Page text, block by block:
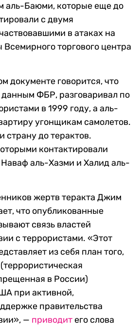
аль-Баюми, которые еще до
с двумя
в атаках на
торгового центра
документе говорится, что
ФБР, разговаривал по
в 1999 году, а аль-
угонщикам самолетов.
страну до терактов.
контактировали
аль-Хазми и Халид аль-
жертв теракта Джим
что опубликованные
связь властей
с террористами. «Этот
из себя план того,
в России)
при активной,
правительства
— приводитего слова